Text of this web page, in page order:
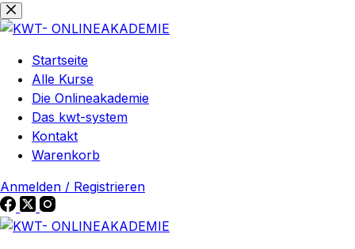
Zum
Inhalt
Zum
Inhalt
Startseite
Alle Kurse
Die Onlineakademie
Das kwt-system
Kontakt
Warenkorb
Anmelden / Registrieren